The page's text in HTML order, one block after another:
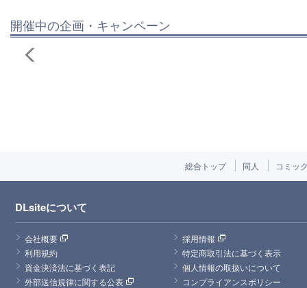
開催中の企画・キャンペーン
総合トップ 同人 コミッ
DLsiteについて
会社概要
採用情報
利用規約
特定商取引法に基づく表示
資金決済法に基づく表記
個人情報の取扱いについて
外部送信規律に関する公表
コンプライアンスポリシー